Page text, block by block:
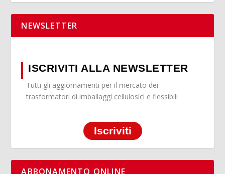
NEWSLETTER
ISCRIVITI ALLA NEWSLETTER
Tutti gli aggiornamenti per il mercato dei
trasformatori di imballaggi cellulosici e flessibili
Iscriviti
ABBONAMENTO ONLINE